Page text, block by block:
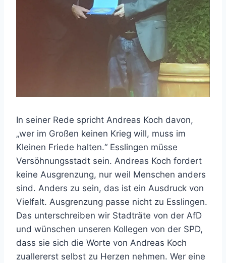
In seiner Rede spricht Andreas Koch davon,
„wer im Großen keinen Krieg will, muss im
Kleinen Friede halten.“ Esslingen müsse
Versöhnungsstadt sein. Andreas Koch fordert
keine Ausgrenzung, nur weil Menschen anders
sind. Anders zu sein, das ist ein Ausdruck von
Vielfalt. Ausgrenzung passe nicht zu Esslingen.
Das unterschreiben wir Stadträte von der AfD
und wünschen unseren Kollegen von der SPD,
dass sie sich die Worte von Andreas Koch
zuallererst selbst zu Herzen nehmen. Wer eine